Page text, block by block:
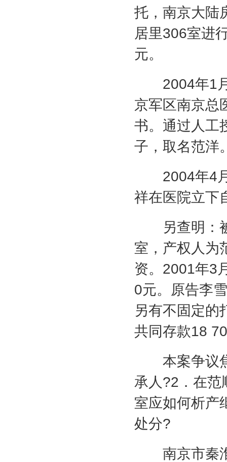
托，南京大陆
居里306室进
元。
2004年1
京军区南京总
书。通过人工
子，取名范洋
2004年4
祥在医院立下
另查明：被
室，产权人为
资。 2001年3
0元。原告李
另有不固定的
共同存款18
本案争议
承人 ?2 ．在
室应如何析产
处分?
南京市秦淮